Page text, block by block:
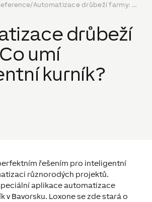
/ Automatizace drůbeží farmy: Co umí inteligentní kurník?
drůbeží
umí
kurník?
řešením pro inteligentní
různorodých projektů.
aplikace automatizace
v Bavorsku. Loxone se zde stará o